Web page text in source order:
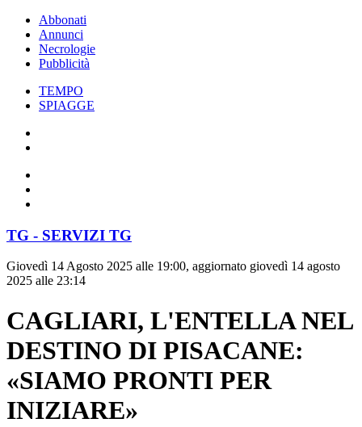
Abbonati
Annunci
Necrologie
Pubblicità
TEMPO
SPIAGGE
TG - SERVIZI TG
Giovedì 14 Agosto 2025 alle 19:00, aggiornato giovedì 14 agosto
2025 alle 23:14
CAGLIARI, L'ENTELLA NEL
DESTINO DI PISACANE:
«SIAMO PRONTI PER
INIZIARE»